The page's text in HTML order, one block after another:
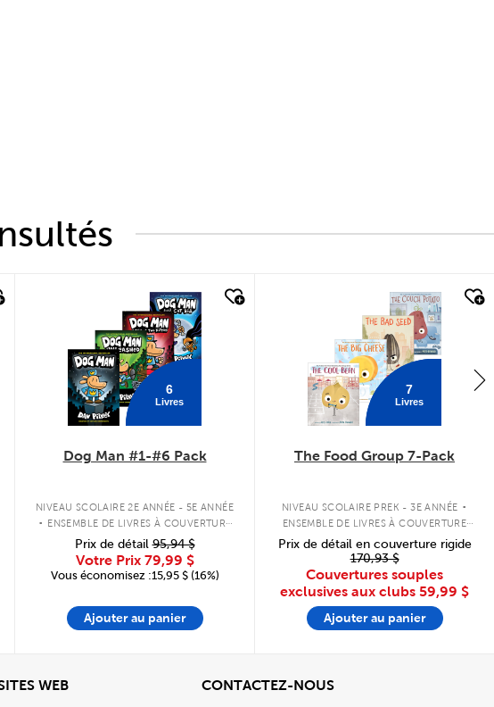
6
Livres
Dog Man #1-#6 Pack
NIVEAU SCOLAIRE 2E ANNÉE - 5E ANNÉE
. ENSEMBLE DE LIVRES À COUVERTURE
RIGIDE
Prix de détail95,94 $
Votre Prix 79,99 $
Vous économisez :15,95 $ (16%)
Ajouter au panier
7
Livres
The Food Group 7-Pack
NIVEAU SCOLAIRE PREK - 3E ANNÉE .
ENSEMBLE DE LIVRES À COUVERTURE
Prix de détail en couverture rigide
170,93 $
Couvertures souples
exclusives aux clubs 59,99 $
Ajouter au panier
WEBAfficher CONTACTEZ-NOUSView